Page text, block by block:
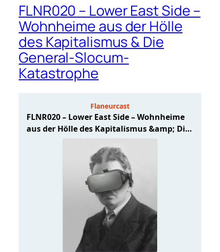
FLNR020 – Lower East Side –
Wohnheime aus der Hölle
des Kapitalismus & Die
General-Slocum-
Katastrophe